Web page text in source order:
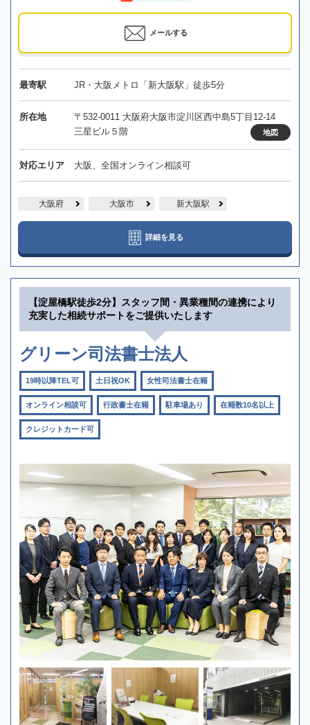
メールする
最寄駅 JR・大阪メトロ「新大阪駅」徒歩5分
所在地
〒532-0011 大阪府大阪市淀川区西中島5丁目12-14
三星ビル５階
地図
対応エリア 大阪、全国オンライン相談可
大阪府 大阪市 新大阪駅
詳細を見る
【淀屋橋駅徒歩2分】スタッフ間・異業種間の連携により
充実した相続サポートをご提供いたします
グリーン司法書士法人
19時以降TEL可 土日祝OK 女性司法書士在籍
オンライン相談可 行政書士在籍 駐車場あり 在籍数10名以上
クレジットカード可